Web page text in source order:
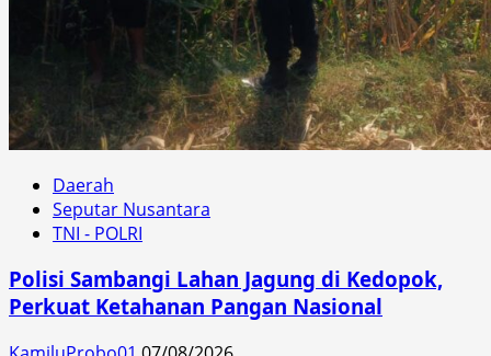
Daerah
Seputar Nusantara
TNI - POLRI
Polisi Sambangi Lahan Jagung di Kedopok,
Perkuat Ketahanan Pangan Nasional